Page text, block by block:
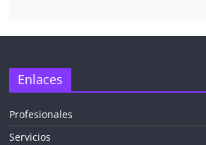
Enlaces
Profesionales
Servicios